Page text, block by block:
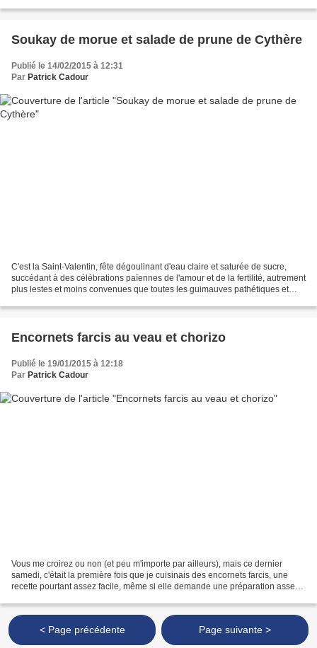
Soukay de morue et salade de prune de Cythère
Publié le 14/02/2015 à 12:31
Par Patrick Cadour
C'est la Saint-Valentin, fête dégoulinant d'eau claire et saturée de sucre,
succédant à des célébrations païennes de l'amour et de la fertilité, autrement
plus lestes et moins convenues que toutes les guimauves pathétiques et
Encornets farcis au veau et chorizo
Publié le 19/01/2015 à 12:18
Par Patrick Cadour
Vous me croirez ou non (et peu m'importe par ailleurs), mais ce dernier
samedi, c'était la première fois que je cuisinais des encornets farcis, une
recette pourtant assez facile, même si elle demande une préparation assez
< Page précédente Page suivante >